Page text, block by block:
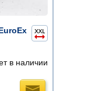
в наличии